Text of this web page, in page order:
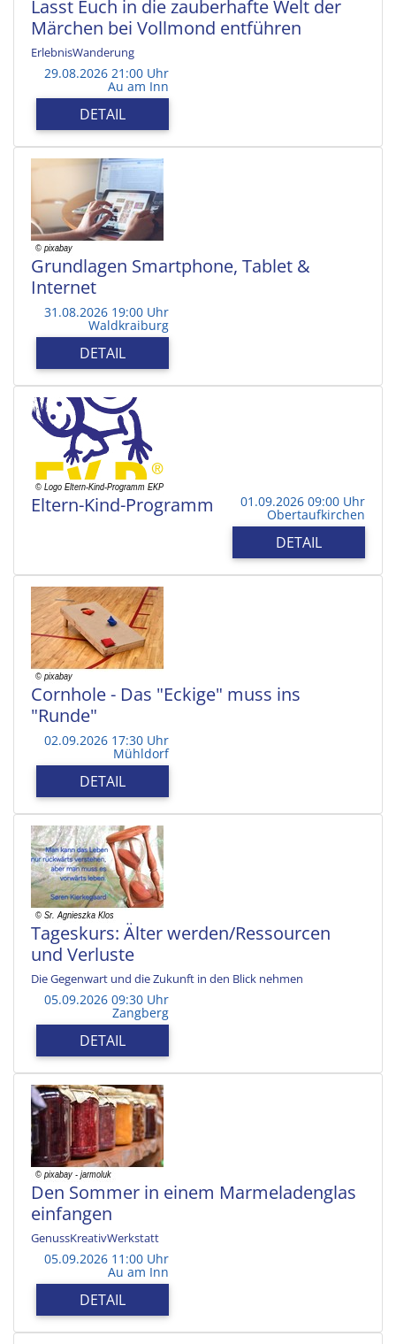
Lasst Euch in die zauberhafte Welt der
Märchen bei Vollmond entführen
ErlebnisWanderung
29.08.2026 21:00 Uhr
Au am Inn
DETAIL
Grundlagen Smartphone, Tablet &
Internet
31.08.2026 19:00 Uhr
Waldkraiburg
DETAIL
Eltern-Kind-Programm 01.09.2026 09:00 Uhr
Obertaufkirchen
DETAIL
Cornhole - Das "Eckige" muss ins
"Runde"
02.09.2026 17:30 Uhr
Mühldorf
DETAIL
Tageskurs: Älter werden/Ressourcen
und Verluste
Die Gegenwart und die Zukunft in den Blick nehmen
05.09.2026 09:30 Uhr
Zangberg
DETAIL
Den Sommer in einem Marmeladenglas
einfangen
GenussKreativWerkstatt
05.09.2026 11:00 Uhr
Au am Inn
DETAIL